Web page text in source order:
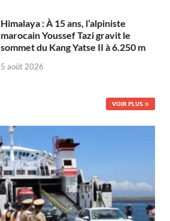
Himalaya : À 15 ans, l’alpiniste
marocain Youssef Tazi gravit le
sommet du Kang Yatse II à 6.250 m
5 août 2026
VOIR PLUS